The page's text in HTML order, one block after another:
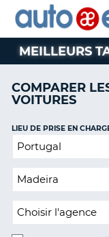
LOCATION
DE
VOITURES
CAR
AUTO
EUROPE
LOCATION
DE
VOITURES
CAMPING-
PARTENAIRE
SUPPORT
COMPTE
MA
MEILLEURS
COMPARER
VOITURES
Lieu
retour
LIEU DE PRISE EN